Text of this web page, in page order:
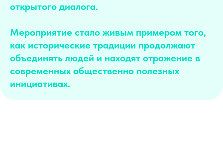
открытого диалога.
Мероприятие стало живым примером того,
как исторические традиции продолжают
объединять людей и находят отражение в
современных общественно полезных
инициативах.